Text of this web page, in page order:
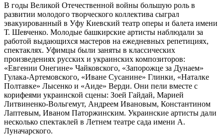
В годы Великой Отечественной войны большую роль в
развитии молодого творческого коллектива сыграл
эвакуированный в Уфу Киевский театр оперы и балета имени
Т. Шевченко. Молодые башкирские артисты наблюдали за
работой выдающихся мастеров на ежедневных репетициях,
спектаклях. Уфимцы были заняты в классических
произведениях русских и украинских композиторов:
«Евгении Онегине» Чайковского, «Запорожце за Дунаем»
Гулака-Артемовского, «Иване Сусанине» Глинки, «Наталке
Полтавке» Лысенко и «Аиде» Верди. Они пели вместе с
корифеями украинской сцены: Зоей Гайдай, Марией
Литвиненко-Вольгемут, Андреем Ивановым, Константином
Лаптевым, Иваном Паторжинским. Украинские артисты дали
несколько спектаклей в Летнем театре сада имени А.
Луначарского.